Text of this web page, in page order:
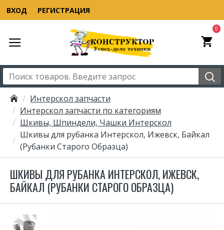
ВХОД РЕГИСТРАЦИЯ
0
Интерскол запчасти
Интерскол запчасти по категориям
Шкивы, Шпиндели, Чашки Интерскол
Шкивы для рубанка Интерскол, Ижевск, Байкал
(Рубанки Старого Образца)
ШКИВЫ ДЛЯ РУБАНКА ИНТЕРСКОЛ, ИЖЕВСК,
БАЙКАЛ (РУБАНКИ СТАРОГО ОБРАЗЦА)